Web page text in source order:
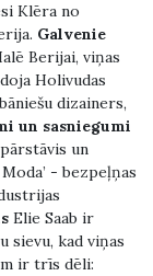
Klēra no
Galvenie
Berijai, viņas
Holivudas
dizainers,
un sasniegumi
un
- bezpeļņas
Elie Saab ir
sievu, kad viņas
ir trīs dēli: